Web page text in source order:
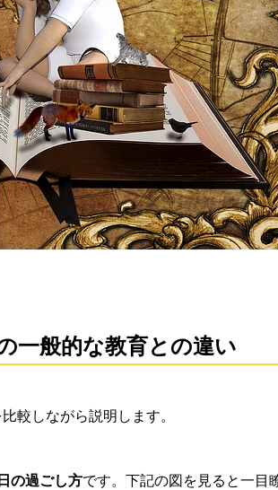
一般的な教育との違い
較しながら説明します。
の過ごし方です。下記の図を見ると一目